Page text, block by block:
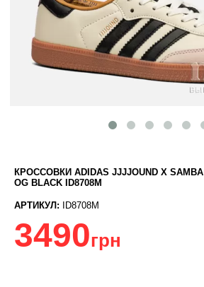
КРОССОВКИ ADIDAS JJJJOUND X SAMBA
OG BLACK ID8708M
АРТИКУЛ: ID8708M
3490грн